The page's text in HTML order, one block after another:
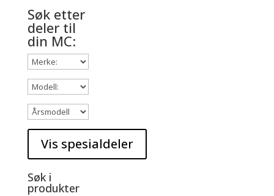
Søk etter
deler til
din MC:
Søk i
produkter